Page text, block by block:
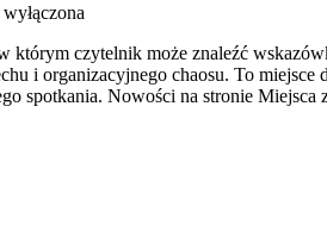
wyłączona
czytelnik może znaleźć
i organizacyjnego chaosu. To
spotkania. Nowości na stronie